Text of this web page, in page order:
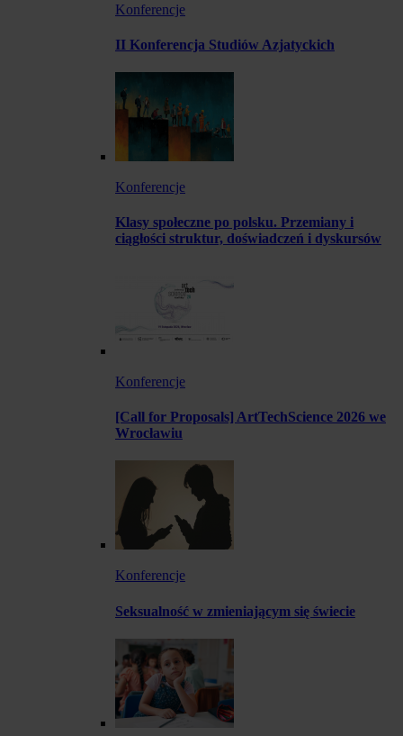
Konferencje
II Konferencja Studiów Azjatyckich
Konferencje
Klasy społeczne po polsku. Przemiany i
ciągłości struktur, doświadczeń i dyskursów
Konferencje
[Call for Proposals] ArtTechScience 2026 we
Wrocławiu
Konferencje
Seksualność w zmieniającym się świecie